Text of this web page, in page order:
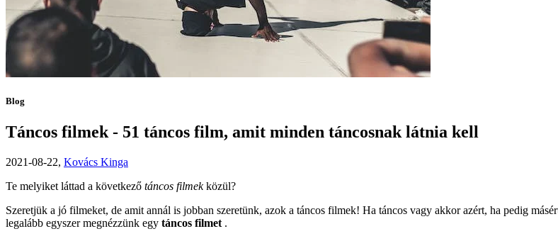
Blog
Táncos filmek - 51 táncos film, amit minden táncosnak látnia kell
2021-08-22, Kovács Kinga
Te melyiket láttad a következő táncos filmekközül?
Szeretjük a jó filmeket, de amit annál is jobban szeretünk, azok a táncos filmek! Ha táncos vagy akkor azért, ha pedig
legalább egyszer megnézzünk egy táncos filmet .